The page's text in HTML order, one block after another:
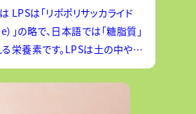
ド
の略で、日本語では「糖脂質」
る栄養素です。LPSは土の中や海
ため、野菜や穀物、海藻類など